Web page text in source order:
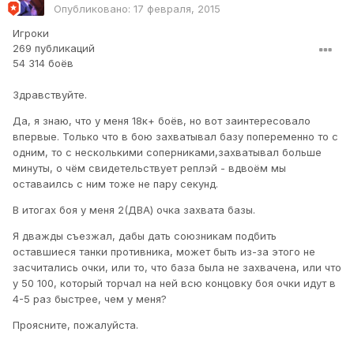
Опубликовано: 17 февраля, 2015
Игроки
269 публикаций
54 314 боёв
Здравствуйте.
Да, я знаю, что у меня 18к+ боёв, но вот заинтересовало
впервые. Только что в бою захватывал базу попеременно то с
одним, то с несколькими соперниками,захватывал больше
минуты, о чём свидетельствует реплэй - вдвоём мы
оставаилсь с ним тоже не пару секунд.
В итогах боя у меня 2(ДВА) очка захвата базы.
Я дважды съезжал, дабы дать союзникам подбить
оставшиеся танки противника, может быть из-за этого не
засчитались очки, или то, что база была не захвачена, или что
у 50 100, который торчал на ней всю концовку боя очки идут в
4-5 раз быстрее, чем у меня?
Проясните, пожалуйста.